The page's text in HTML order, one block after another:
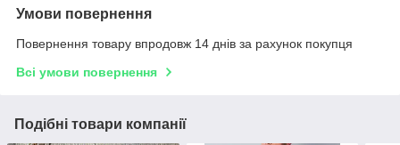
Умови повернення
Повернення товару впродовж 14 днів за рахунок покупця
Всі умови повернення
Подібні товари компанії